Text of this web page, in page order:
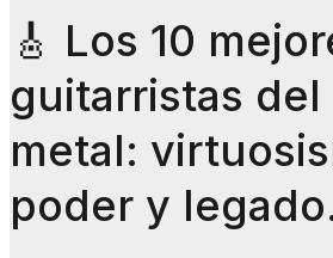
🎸 Los 10
guitarristas del
metal:
poder y